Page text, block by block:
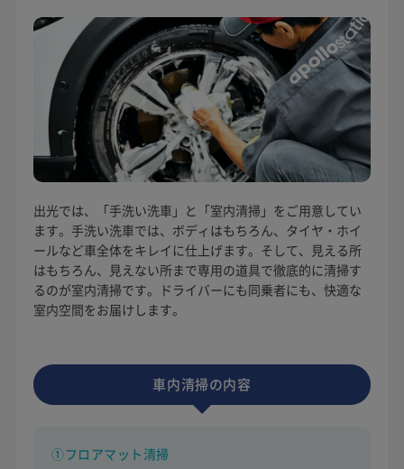
出光では、「手洗い洗車」と「室内清掃」をご用意してい
ます。手洗い洗車では、ボディはもちろん、タイヤ・ホイ
ールなど車全体をキレイに仕上げます。そして、見える所
はもちろん、見えない所まで専用の道具で徹底的に清掃す
るのが室内清掃です。ドライバーにも同乗者にも、快適な
室内空間をお届けします。
車内清掃の内容
①フロアマット清掃